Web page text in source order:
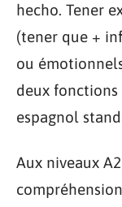
hecho. Tener
(tener que +
ou
deux fonctions
espagnol
Aux niveaux